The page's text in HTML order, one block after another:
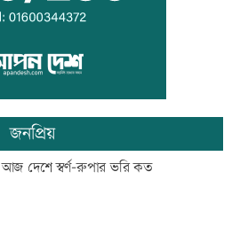
দুদকের মামলায় ঢাকা ব্যাংকের ৪ কর্মকর্তার
কারাদণ্ড
জিয়াউর রহমান দেশে প্রথম সবুজ বিপ্লবের
ডাক দিয়েছিলেন: পরিবেশমন্ত্রী
জনপ্রিয়
আজ দেশে স্বর্ণ-রুপার ভরি কত